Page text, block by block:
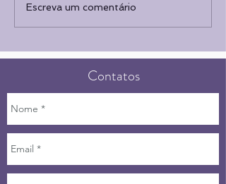
'A vitória do bem sobre
o mal'
Escreva um comentário
Contatos